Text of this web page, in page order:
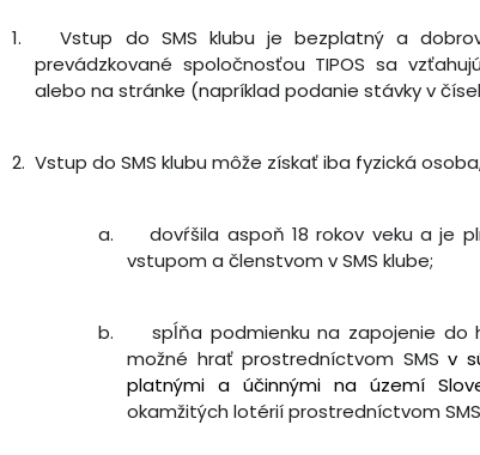
1.
Vstup do SMS klubu je bezplatný a
prevádzkované spoločnosťou TIPOS sa
alebo na stránke (napríklad podanie stávky v
2. Vstup do SMS klubu môže získať iba fyzická
a.
dovŕšila aspoň 18 rokov veku a je
vstupom a členstvom v SMS klube;
b.
spĺňa podmienku na zapojenie do
možné hrať prostredníctvom SMSv
platnými a účinnými na území
okamžitých lotérií prostredníctvom